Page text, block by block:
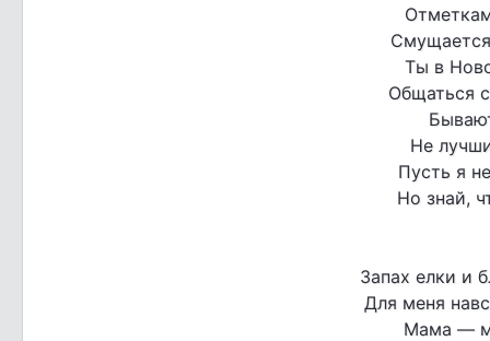
Ты в
Общаться
Не
Пусть я
Но знай,
Запах елки и
Для меня
Мама —